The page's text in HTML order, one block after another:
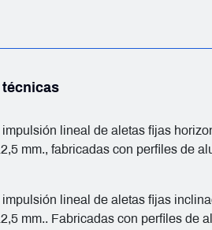
lineal de aletas fijas
mm., fabricadas con perfiles de
lineal de aletas fijas
mm.. Fabricadas con perfiles de